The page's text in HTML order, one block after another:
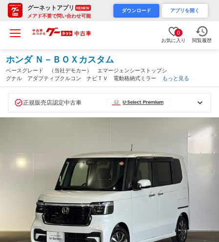
グーネットアプリ RENEW
メアド不要で問い合わせ可能
ダウンロード アプリを開く
0
お気に入り 閲覧履歴
ホンダ Ｎ－ＢＯＸカスタム
ベースグレード （当社デモカー） エマージェンシーストップシ
グナル アダプティブクルコン ナビＴＶ 電動格納式ミラー 元
試乗車 ＬＫＡＳ ＢＴ ＤＶＤ再生 フルセグＴＶ スマートキ
もっと見る
正規販売店認定中古車